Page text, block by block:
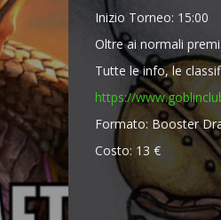
Inizio Torneo: 15:00
Oltre ai normali
Tutte le info, le
https://
Formato: Booster
Costo: 13 €